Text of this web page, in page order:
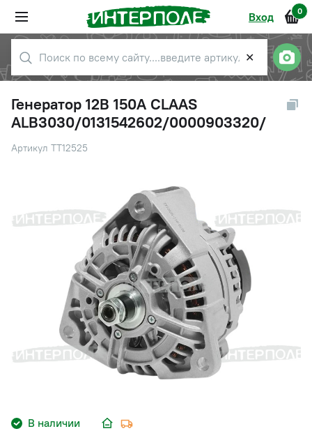
Вход 0
✕
Генератор 12В 150А CLAAS
ALB3030/0131542602/0000903320/
Артикул TT12525
В наличии